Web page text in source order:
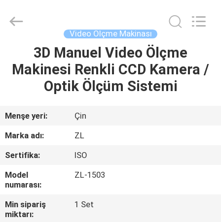
ÜRÜN:%
VİDEOLAR
HAKKIMIZDA
TURU
Technology
Video Ölçme Makinası
3D Manuel Video Ölçme
Makinesi Renkli CCD Kamera /
Optik Ölçüm Sistemi
Menşe yeri:
Çin
Marka adı:
ZL
Sertifika:
ISO
Model
numarası:
ZL-1503
Min sipariş
miktarı:
1 Set